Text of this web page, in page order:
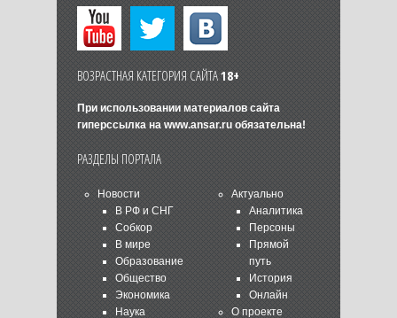
ВОЗРАСТНАЯ КАТЕГОРИЯ САЙТА18+
При использовании материалов сайта
гиперссылка на www.ansar.ruобязательна!
РАЗДЕЛЫ ПОРТАЛА
Новости
В РФ и СНГ
Собкор
В мире
Образование
Общество
Экономика
Наука
Актуально
Аналитика
Персоны
Прямой
путь
История
Онлайн
О проекте